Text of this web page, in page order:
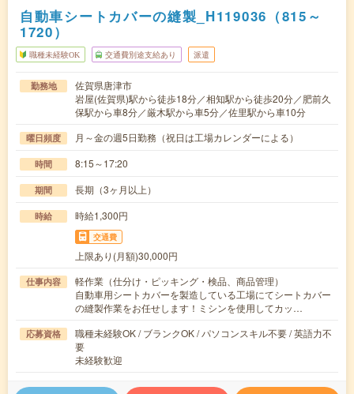
自動車シートカバーの縫製_H119036（815～
1720）
職種未経験OK 交通費別途支給あり 派遣
勤務地
佐賀県唐津市
岩屋(佐賀県)駅から徒歩18分／相知駅から徒歩20分／肥前久
保駅から車8分／厳木駅から車5分／佐里駅から車10分
曜日頻度 月～金の週5日勤務（祝日は工場カレンダーによる）
時間 8:15～17:20
期間 長期（3ヶ月以上）
時給 時給1,300円
交通費
上限あり(月額)30,000円
仕事内容
軽作業（仕分け・ピッキング・検品、商品管理）
自動車用シートカバーを製造している工場にてシートカバー
の縫製作業をお任せします！ミシンを使用してカッ…
応募資格
職種未経験OK / ブランクOK / パソコンスキル不要 / 英語力不
要
未経験歓迎